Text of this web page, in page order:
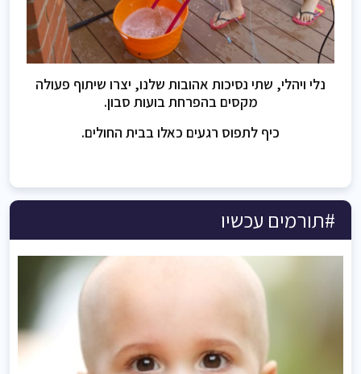
נלי ויהלי, שתי נסיכות אהובות שלנו, יצרו שיתוף פעולה
מקסים בהפרחת בועות סבון.
כיף לתפוס רגעים כאלו בבית החולים.
#תורמים עכשיו